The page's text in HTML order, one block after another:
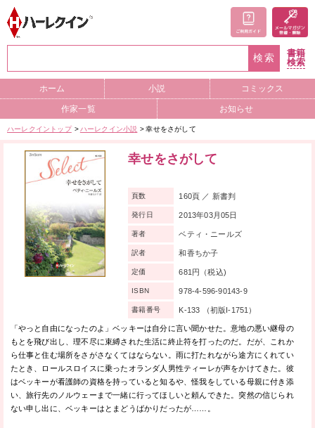
検索
書籍
検索
ホーム 小説 コミックス
作家一覧 お知らせ
ハーレクイントップ ハーレクイン小説 幸せをさがして
幸せをさがして
「やっと自由になったのよ」ベッキーは自分に言い聞かせた。意地の悪い継母の
もとを飛び出し、理不尽に束縛された生活に終止符を打ったのだ。だが、これか
ら仕事と住む場所をさがさなくてはならない。雨に打たれながら途方にくれてい
たとき、ロールスロイスに乗ったオランダ人男性ティーレが声をかけてきた。彼
はベッキーが看護師の資格を持っていると知るや、怪我をしている母親に付き添
い、旅行先のノルウェーまで一緒に行ってほしいと頼んできた。突然の信じられ
ない申し出に、ベッキーはとまどうばかりだったが……。
頁数 160頁 ／ 新書判
発行日 2013年03月05日
著者 ベティ・ニールズ
訳者 和香ちか子
定価 681円（税込)
ISBN 978-4-596-90143-9
書籍番号 K-133 （初版I-1751）